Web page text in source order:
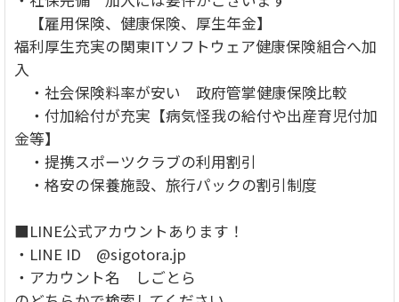
【雇用保険、健康保険、厚生年金】
福利厚生充実の関東ITソフトウェア健康保険組合へ加
入
・社会保険料率が安い 政府管掌健康保険比較
・付加給付が充実【病気怪我の給付や出産育児付加
金等】
・提携スポーツクラブの利用割引
・格安の保養施設、旅行パックの割引制度
■LINE公式アカウントあります！
・LINE ID @sigotora.jp
・アカウント名 しごとら